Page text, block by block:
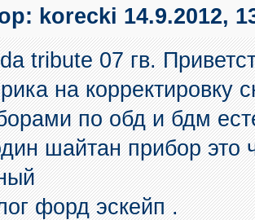
korecki 14.9.2012,
tribute 07 гв.
на корректировку
по обд и бдм
шайтан прибор это
форд эскейп .